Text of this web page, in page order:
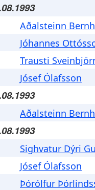
Aðalsteinn
Jóhannes
Trausti
Jósef Ólafsson
Aðalsteinn
Sighvatur Dýri
Jósef Ólafsson
Þórólfur